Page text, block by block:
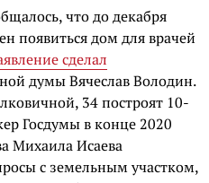
что до декабря
появиться дом для врачей
сделал
думы Вячеслав Володин.
34 построят 10-
Госдумы в конце 2020
Михаила Исаева
с земельным участком,